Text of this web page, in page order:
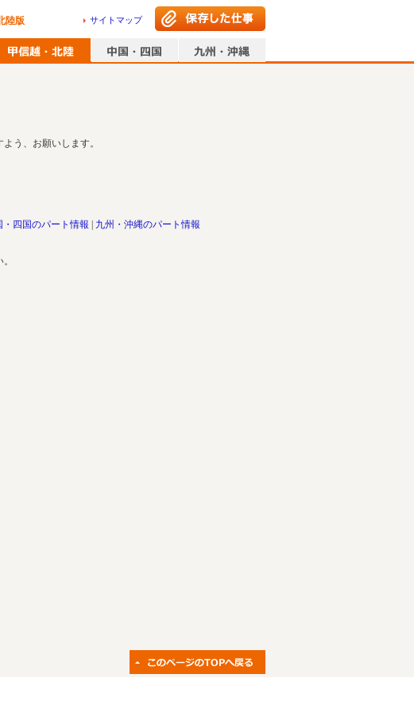
陸版 サイトマップ
う、お願いします。
・四国のパート情報 九州・沖縄のパート情報